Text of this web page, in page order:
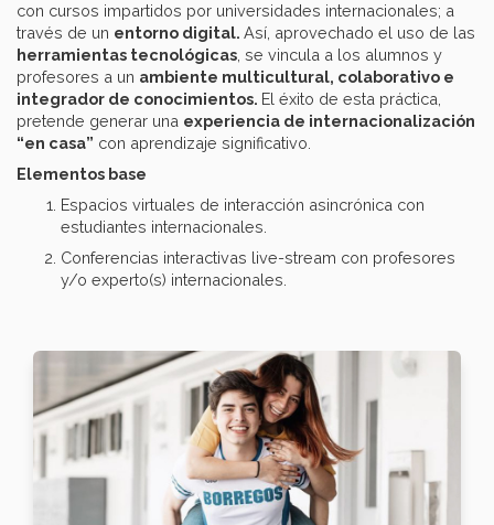
con cursos impartidos por universidades internacionales; a
través de un entorno digital. Así, aprovechado el uso de las
herramientas tecnológicas, se vincula a los alumnos y
profesores a un ambiente multicultural, colaborativo e
integrador de conocimientos. El éxito de esta práctica,
pretende generar una experiencia de internacionalización
“en casa” con aprendizaje significativo.
Elementos base
Espacios virtuales de interacción asincrónica con
estudiantes internacionales.
Conferencias interactivas live-stream con profesores
y/o experto(s) internacionales.